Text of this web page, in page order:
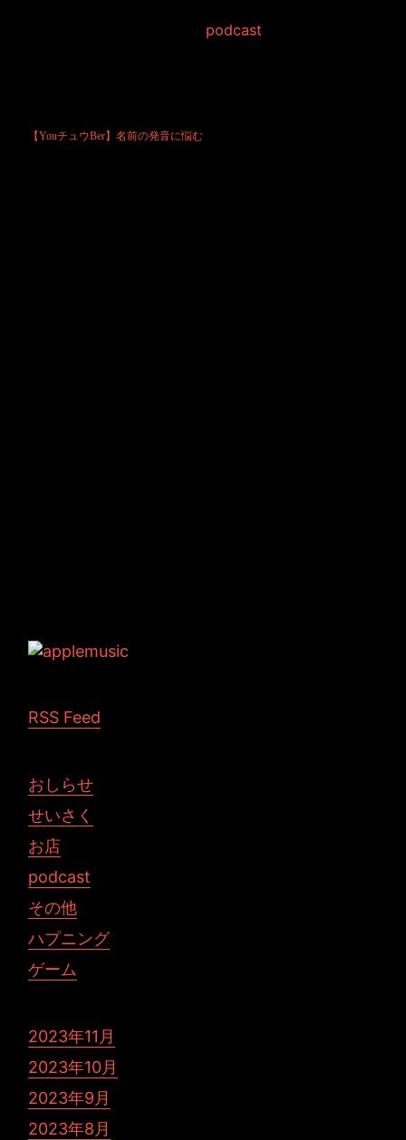
podcast
【YouチュウBer】名前の発音に悩む
RSS Feed
おしらせ
せいさく
お店
podcast
その他
ハプニング
ゲーム
2023年11月
2023年10月
2023年9月
2023年8月